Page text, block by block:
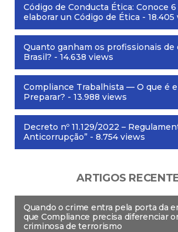
Código de Conducta Ética: Conoce
elaborar un Código de Ética -
Quanto ganham os profissionais de
Brasil? - 14.638 views
Compliance Trabalhista — O que é
Preparar? - 13.988 views
Decreto nº 11.129/2022 –
Anticorrupção” - 8.754 views
ARTIGOS
Quando o crime entra pela porta da
que Compliance precisa diferenciar
criminosa de terrorismo